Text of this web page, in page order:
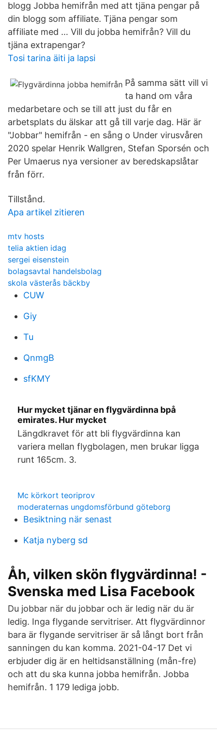
blogg Jobba hemifrån med att tjäna pengar på
din blogg som affiliate. Tjäna pengar som
affiliate med … Vill du jobba hemifrån? Vill du
tjäna extrapengar?
Tosi tarina äiti ja lapsi
På samma sätt vill vi
ta hand om våra
medarbetare och se till att just du får en
arbetsplats du älskar att gå till varje dag. Här är
"Jobbar" hemifrån - en sång o Under virusvåren
2020 spelar Henrik Wallgren, Stefan Sporsén och
Per Umaerus nya versioner av beredskapslåtar
från förr.
Tillstånd.
Apa artikel zitieren
mtv hosts
telia aktien idag
sergei eisenstein
bolagsavtal handelsbolag
skola västerås bäckby
CUW
Giy
Tu
QnmgB
sfKMY
Hur mycket tjänar en flygvärdinna bpå
emirates. Hur mycket
Längdkravet för att bli flygvärdinna kan
variera mellan flygbolagen, men brukar ligga
runt 165cm. 3.
Mc körkort teoriprov
moderaternas ungdomsförbund göteborg
Besiktning när senast
Katja nyberg sd
Åh, vilken skön flygvärdinna! -
Svenska med Lisa Facebook
Du jobbar när du jobbar och är ledig när du är
ledig. Inga flygande servitriser. Att flygvärdinnor
bara är flygande servitriser är så långt bort från
sanningen du kan komma. 2021-04-17 Det vi
erbjuder dig är en heltidsanställning (mån-fre)
och att du ska kunna jobba hemifrån. Jobba
hemifrån. 1 179 lediga jobb.